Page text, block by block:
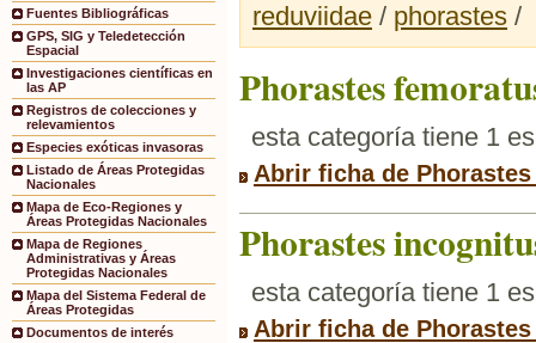
Fuentes Bibliográficas
GPS, SIG y Teledetección
Espacial
Investigaciones científicas en
las AP
Registros de colecciones y
relevamientos
Especies exóticas invasoras
Listado de Áreas Protegidas
Nacionales
Mapa de Eco-Regiones y
Áreas Protegidas Nacionales
Mapa de Regiones
Administrativas y Áreas
Protegidas Nacionales
Mapa del Sistema Federal de
Áreas Protegidas
Documentos de interés
reduviidae / phorastes /
Phorastes
esta categoría tiene 1
Abrir ficha de
Phorastes
esta categoría tiene 1
Abrir ficha de